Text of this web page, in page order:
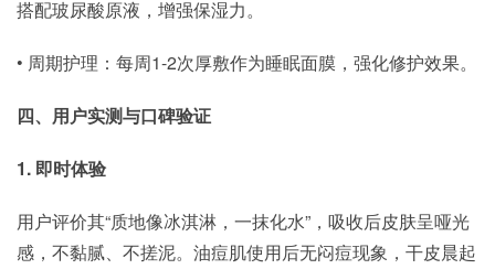
搭配玻尿酸原液，增强保湿力。
• 周期护理：每周1-2次厚敷作为睡眠面膜，强化修护效果。
四、用户实测与口碑验证
1. 即时体验
用户评价其“质地像冰淇淋，一抹化水”，吸收后皮肤呈哑光
感，不黏腻、不搓泥。油痘肌使用后无闷痘现象，干皮晨起